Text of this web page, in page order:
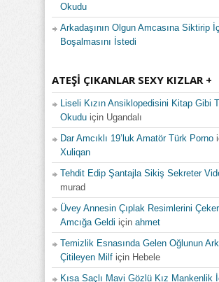
Okudu
Arkadaşının Olgun Amcasına Siktirip
Boşalmasını İstedi
ATEŞI ÇIKANLAR SEXY KIZLAR +
Liseli Kızın Ansiklopedisini Kitap Gibi
Okudu için Ugandalı
Dar Amcıklı 19’luk Amatör Türk Porno
Xuliqan
Tehdit Edip Şantajla Sikiş Sekreter
murad
Üvey Annesin Çıplak Resimlerini
Amcığa Geldi için ahmet
Temizlik Esnasında Gelen Oğlunun
Çitileyen Milf için Hebele
Kısa Saçlı Mavi Gözlü Kız Mankenlik